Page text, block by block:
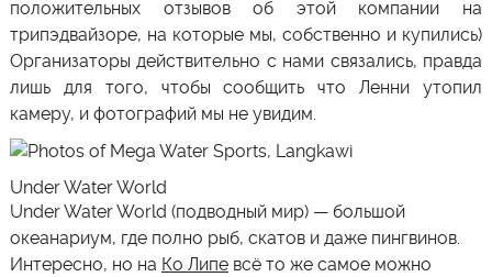
положительных отзывов об этой компании на
трипэдвайзоре, на которые мы, собственно и купились)
Организаторы действительно с нами связались, правда
лишь для того, чтобы сообщить что Ленни утопил
камеру, и фотографий мы не увидим.
Under Water World
Under Water World (подводный мир) — большой
океанариум, где полно рыб, скатов и даже пингвинов.
Интересно, но на Ко Липевсё то же самое можно